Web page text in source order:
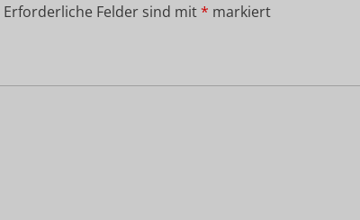
Erforderliche Felder sind mit* markiert